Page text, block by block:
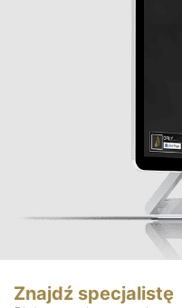
Znajdź specjalistę